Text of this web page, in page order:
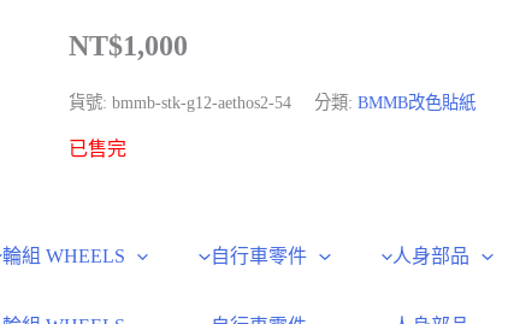
NT$1,000
貨號:bmmb-stk-g12-aethos2-54 分類:BMMB改色貼紙
已售完
輪組 WHEELS 自行車零件 人身部品